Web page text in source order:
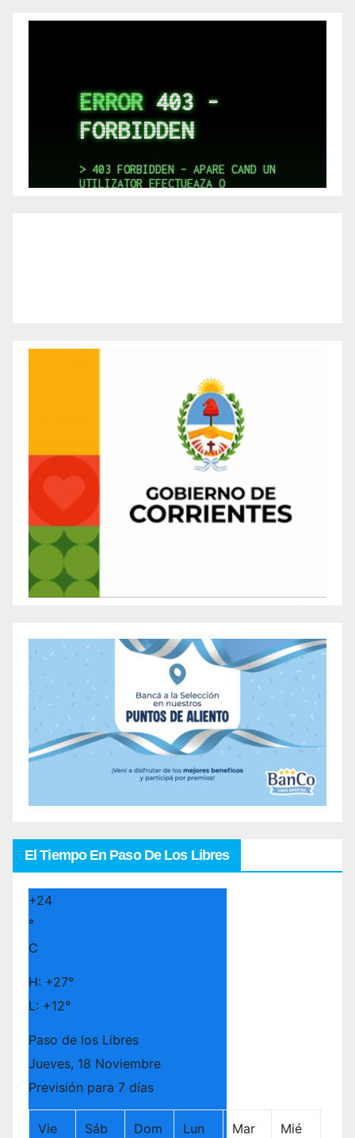
El Tiempo En Paso De Los Libres
+24
°
C
H: +27°
L: +12°
Paso de los Libres
Jueves, 18 Noviembre
Previsión para 7 días
Vie Sáb Dom Lun Mar Mié